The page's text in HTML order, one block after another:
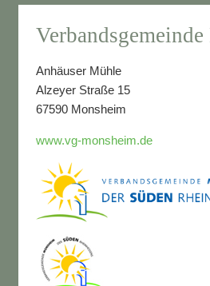
Anhäuser Mühle
Alzeyer Straße 15
67590 Monsheim
www.vg-monsheim.de